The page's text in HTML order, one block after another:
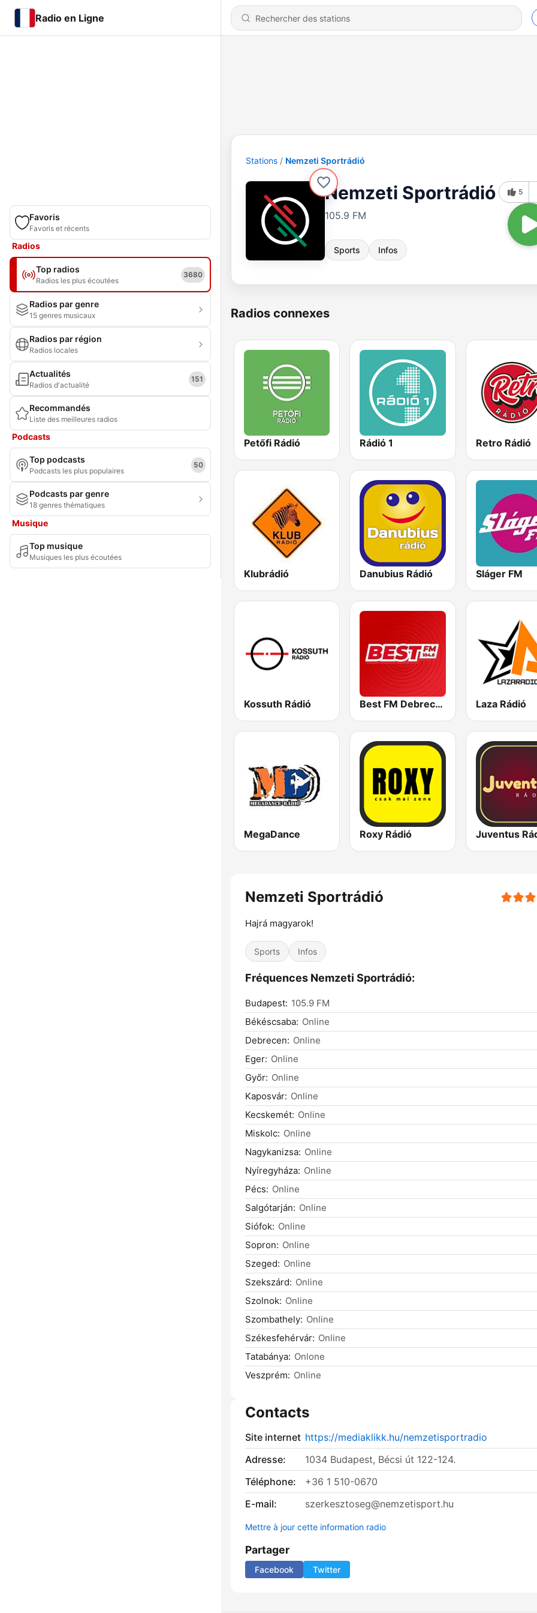
Radio en Ligne
Favoris
Favoris et récents
Radios
Top radios
Radios les plus écoutées
3680
Radios par genre
15 genres musicaux
Radios par région
Radios locales
Actualités
Radios d'actualité
151
Recommandés
Liste des meilleures radios
Podcasts
Top podcasts
Podcasts les plus populaires
50
Podcasts par genre
18 genres thématiques
Musique
Top musique
Musiques les plus écoutées
Stations Nemzeti Sportrádió
Nemzeti Sportrádió
105.9 FM
Sports Infos
5
Radios connexes
Petőfi Rádió Rádió 1 Retro Rádió
Klubrádió Danubius Rádió Sláger FM
Kossuth Rádió Best FM Debrecen Laza Rádió
MegaDance Roxy Rádió Juventus
Nemzeti Sportrádió
Hajrá magyarok!
Sports Infos
Fréquences Nemzeti Sportrádió:
Budapest: 105.9 FM
Békéscsaba: Online
Debrecen: Online
Eger: Online
Győr: Online
Kaposvár: Online
Kecskemét: Online
Miskolc: Online
Nagykanizsa: Online
Nyíregyháza: Online
Pécs: Online
Salgótarján: Online
Siófok: Online
Sopron: Online
Szeged: Online
Szekszárd: Online
Szolnok: Online
Szombathely: Online
Székesfehérvár: Online
Tatabánya: Onlone
Veszprém: Online
Contacts
Site internet https://mediaklikk.hu/nemzetisportradio
Adresse:
1034 Budapest, Bécsi út 122-124.
Téléphone:
+36 1 510-0670
E-mail:
szerkesztoseg@nemzetisport.hu
Mettre à jour cette information radio
Partager
Facebook Twitter